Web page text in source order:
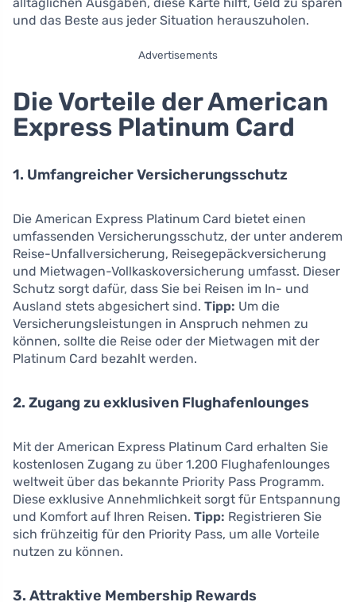
und das Beste aus jeder Situation herauszuholen.
Advertisements
Die Vorteile der American
Express Platinum Card
1. Umfangreicher Versicherungsschutz
Die American Express Platinum Card bietet einen
umfassenden Versicherungsschutz, der unter anderem
Reise-Unfallversicherung, Reisegepäckversicherung
und Mietwagen-Vollkaskoversicherung umfasst. Dieser
Schutz sorgt dafür, dass Sie bei Reisen im In- und
Ausland stets abgesichert sind. Tipp: Um die
Versicherungsleistungen in Anspruch nehmen zu
können, sollte die Reise oder der Mietwagen mit der
Platinum Card bezahlt werden.
2. Zugang zu exklusiven Flughafenlounges
Mit der American Express Platinum Card erhalten Sie
kostenlosen Zugang zu über 1.200 Flughafenlounges
weltweit über das bekannte Priority Pass Programm.
Diese exklusive Annehmlichkeit sorgt für Entspannung
und Komfort auf Ihren Reisen. Tipp: Registrieren Sie
sich frühzeitig für den Priority Pass, um alle Vorteile
nutzen zu können.
3. Attraktive Membership Rewards